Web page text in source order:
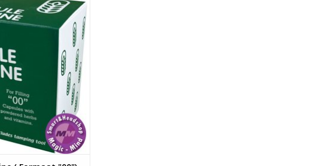
(formaat "00")
kruiden en zaden. Je
24 capsules
(die elk circa 650 mg
bevatten).
WINKELWAGEN